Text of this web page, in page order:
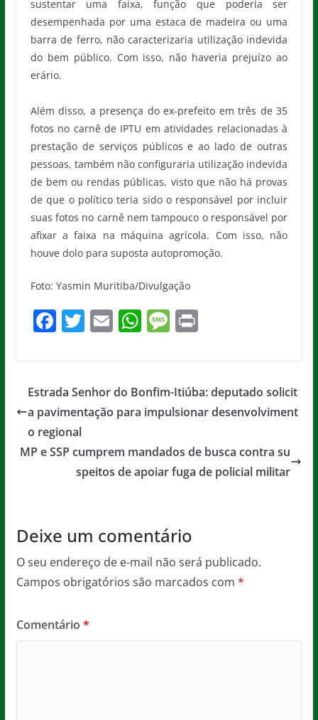
sustentar uma faixa, função que poderia ser
desempenhada por uma estaca de madeira ou uma
barra de ferro, não caracterizaria utilização indevida
do bem público. Com isso, não haveria prejuízo ao
erário.
Além disso, a presença do ex-prefeito em três de 35
fotos no carnê de IPTU em atividades relacionadas à
prestação de serviços públicos e ao lado de outras
pessoas, também não configuraria utilização indevida
de bem ou rendas públicas, visto que não há provas
de que o político teria sido o responsável por incluir
suas fotos no carnê nem tampouco o responsável por
afixar a faixa na máquina agrícola. Com isso, não
houve dolo para suposta autopromoção.
Foto: Yasmin Muritiba/Divulgação
F
e
b
o
o
T
er
E
l
W
s
A
p
M
a
g
Pr
Estrada Senhor do Bonfim-Itiúba: deputado solicit
a pavimentação para impulsionar desenvolviment
o regional
MP e SSP cumprem mandados de busca contra su
speitos de apoiar fuga de policial militar
Deixe um comentário
O seu endereço de e-mail não será publicado.
Campos obrigatórios são marcados com *
Comentário *